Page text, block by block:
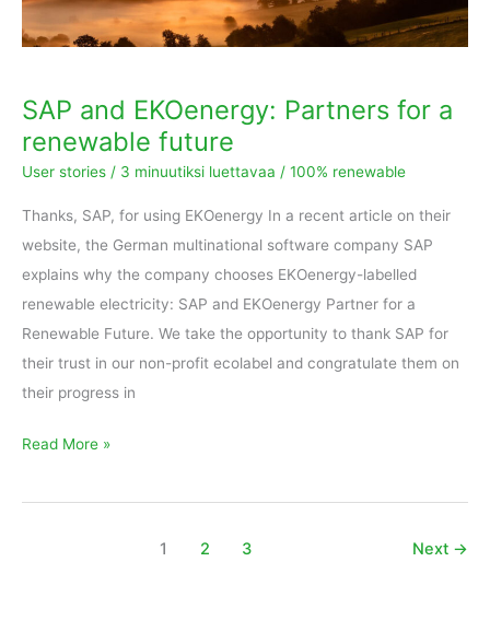
SAP and EKOenergy: Partners for a
renewable future
User stories / 3 minuutiksi luettavaa / 100% renewable
Thanks, SAP, for using EKOenergy In a recent article on their
website, the German multinational software company SAP
explains why the company chooses EKOenergy-labelled
renewable electricity: SAP and EKOenergy Partner for a
Renewable Future. We take the opportunity to thank SAP for
their trust in our non-profit ecolabel and congratulate them on
their progress in
Read More »
1 2 3 Next →